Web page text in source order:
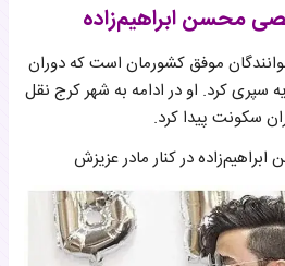
محسن ابراهیم‌زاده
موفق کشورمان است که دوران
سپری کرد. او در ادامه به شهر کرج نقل
سکونت پیدا کرد.
در کنار مادر عزیزش